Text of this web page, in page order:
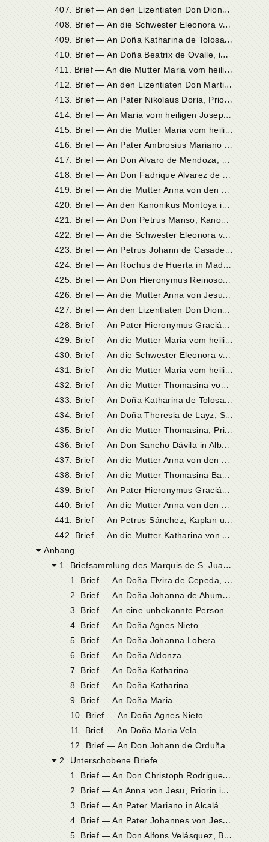
4
07. Brief — An den Lizentiaten Don Dionysius Riuz de la Peña, Beichtvater des Kardinals de Quiroga, in Toledo
4
08. Brief — An die Schwester Eleonora von der Barmherzigkeit, Novizin im Kloster zu Soria
4
09. Brief — An Doña Katharina de Tolosa, Stifterin des Klosters zu Burgos
4
10. Brief — An Doña Beatrix de Ovalle, ihre Nichte, in Ávila
4
11. Brief — An die Mutter Maria vom heiligen Joseph, Priorin in Sevilla
4
12. Brief — An den Lizentiaten Don Martin Alfons de Salinas, Kanonikus in Palencia
4
13. Brief — An Pater Nikolaus Doria, Prior in Pastrana
4
14. Brief — An Maria vom heiligen Joseph und an Elisabeth von der Dreifaltigkeit, Töchter der Katharina de Tolosa und Novizinnen im Karmel zu Palencia
4
15. Brief — An die Mutter Maria vom heiligen Joseph, Priorin in Sevilla
4
16. Brief — An Pater Ambrosius Mariano in Alcalá
4
17. Brief — An Don Alvaro de Mendoza, Bischof von Palencia
4
18. Brief — An Don Fadrique Alvarez de Toledo, Herzog von Huéscar und nachmaligen Herzog von Alba
4
19. Brief — An die Mutter Anna von den Engeln, Priorin von Toledo
4
20. Brief — An den Kanonikus Montoya in Rom
4
21. Brief — An Don Petrus Manso, Kanonikus in Burgos und späteren Bischof von Calahorra
4
22. Brief — An die Schwester Eleonora von der Barmherzigkeit, Novizin im Karmel zu Soria
4
23. Brief — An Petrus Johann de Casademonte in Madrid
4
24. Brief — An Rochus de Huerta in Madrid
4
25. Brief — An Don Hieronymus Reinoso, Kanonikus in Palencia
4
26. Brief — An die Mutter Anna von Jesu, Priorin in Granada, und an die Nonnen dieses Klosters
4
27. Brief — An den Lizentiaten Don Dionysius Ruiz de la Peña
4
28. Brief — An Pater Hieronymus Gracián von der Mutter Gottes
4
29. Brief — An die Mutter Maria vom heiligen Joseph, Priorin in Sevilla
4
30. Brief — An die Schwester Eleonora von der Barmherzigkeit, Novizin in Soria
4
31. Brief — An die Mutter Maria vom heiligen Joseph, Priorin in Sevilla
4
32. Brief — An die Mutter Thomasina vom heiligen Johannes dem Täufer, Priorin in Burgos
4
33. Brief — An Doña Katharina de Tolosa in Burgos
4
34. Brief — An Doña Theresia de Layz, Stifterin des Klosters zu Alba
4
35. Brief — An die Mutter Thomasina, Priorin in Burgos
4
36. Brief — An Don Sancho Dávila in Alba de Tormes
4
37. Brief — An die Mutter Anna von den Engeln, Priorin in Toledo
4
38. Brief — An die Mutter Thomasina Baptista, Priorin in Burgos
4
39. Brief — An Pater Hieronymus Gracián in Sevilla
4
40. Brief — An die Mutter Anna von den Engeln, Priorin in Toledo
4
41. Brief — An Petrus Sánchez, Kaplan und Beichtvater zu Alba de Tormes
4
42. Brief — An die Mutter Katharina von Christus, Priorin in Soria
Anhang
1. Briefsammlung des Marquis de S. Juan de Piedras Albas
1
. Brief — An Doña Elvira de Cepeda, Tante der Heiligen
2
. Brief — An Doña Johanna de Ahumada, Schwester der Heiligen
3. Brief — An eine unbekannte Person
4. Brief — An Doña Agnes Nieto
5. Brief — An Doña Johanna Lobera
6. Brief — An Doña Aldonza
7. Brief — An Doña Katharina
8. Brief — An Doña Katharina
9. Brief — An Doña Maria
10. Brief — An Doña Agnes Nieto
11. Brief — An Doña Maria Vela
12. Brief — An Don Johann de Orduña
2. Unterschobene Briefe
1
. Brief — An Don Christoph Rodriguez de Moya
2
. Brief — An Anna von Jesu, Priorin in Veas, und ihre Mitschwestern
3. Brief — An Pater Mariano in Alcalá
4
. Brief — An Pater Johannes von Jesu (Roca) in Valladolid
5
. Brief — An Don Alfons Velásquez, Bischof von Osma, in Toledo